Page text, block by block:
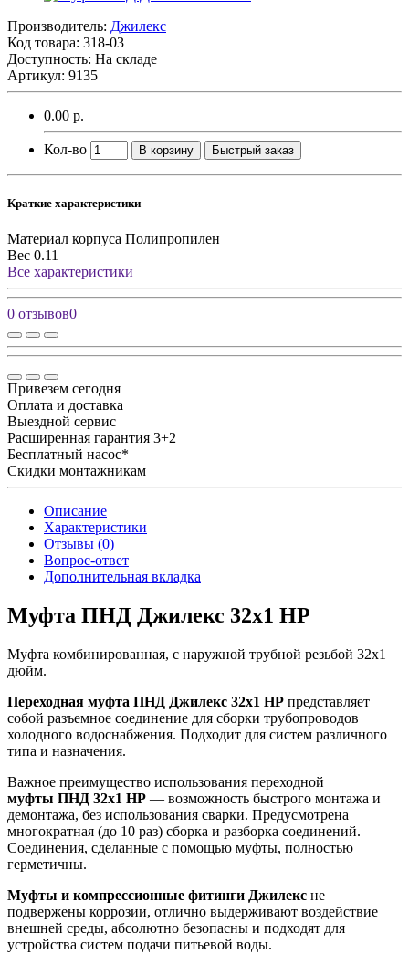
Производитель: Джилекс
Код товара: 318-03
Доступность: На складе
Артикул: 9135
0.00 р.
Кол-во В корзину Быстрый заказ
Краткие характеристики
Материал корпуса Полипропилен
Вес 0.11
Все характеристики
0 отзывов0
Привезем сегодня
Оплата и доставка
Выездной сервис
Расширенная гарантия 3+2
Бесплатный насос*
Скидки монтажникам
Описание
Характеристики
Отзывы (0)
Вопрос-ответ
Дополнительная вкладка
Муфта ПНД Джилекс 32x1 НР
Муфта комбинированная, с наружной трубной резьбой 32x1
дюйм.
Переходная муфта ПНД Джилекс 32x1 НР представляет
собой разъемное соединение для сборки трубопроводов
холодного водоснабжения. Подходит для систем различного
типа и назначения.
Важное преимущество использования переходной
муфты ПНД 32x1 НР — возможность быстрого монтажа и
демонтажа, без использования сварки. Предусмотрена
многократная (до 10 раз) сборка и разборка соединений.
Соединения, сделанные с помощью муфты, полностью
герметичны.
Муфты и компрессионные фитинги Джилекс не
подвержены коррозии, отлично выдерживают воздействие
внешней среды, абсолютно безопасны и подходят для
устройства систем подачи питьевой воды.